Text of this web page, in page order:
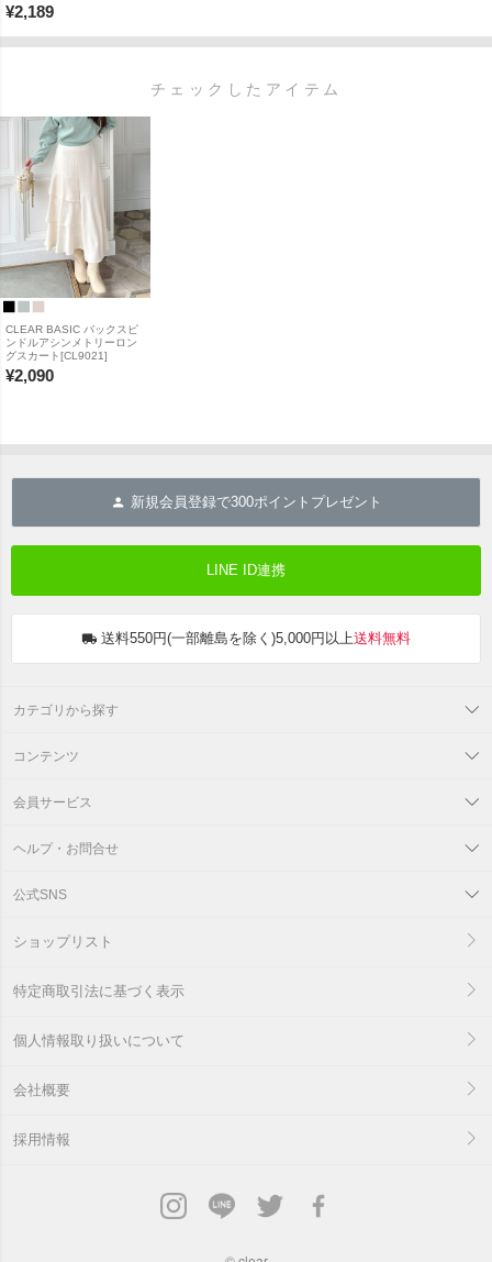
¥2,189
チェックしたアイテム
CLEAR BASIC バックスピ
ンドルアシンメトリーロン
グスカート[CL9021]
¥2,090
新規会員登録で300ポイントプレゼント
LINE ID連携
送料550円(一部離島を除く)5,000円以上送料無料
カテゴリから探す
コンテンツ
会員サービス
ヘルプ・お問合せ
公式SNS
ショップリスト
特定商取引法に基づく表示
個人情報取り扱いについて
会社概要
採用情報